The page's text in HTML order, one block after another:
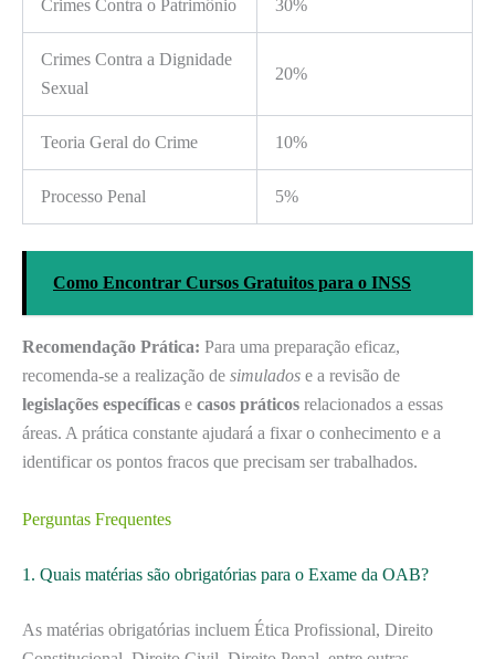
Crimes Contra o Patrimônio 30%
Crimes Contra a Dignidade
Sexual
20%
Teoria Geral do Crime 10%
Processo Penal 5%
Como Encontrar Cursos Gratuitos para o INSS
Recomendação Prática: Para uma preparação eficaz,
recomenda-se a realização de simulados e a revisão de
legislações específicas e casos práticos relacionados a essas
áreas. A prática constante ajudará a fixar o conhecimento e a
identificar os pontos fracos que precisam ser trabalhados.
Perguntas Frequentes
1. Quais matérias são obrigatórias para o Exame da OAB?
As matérias obrigatórias incluem Ética Profissional, Direito